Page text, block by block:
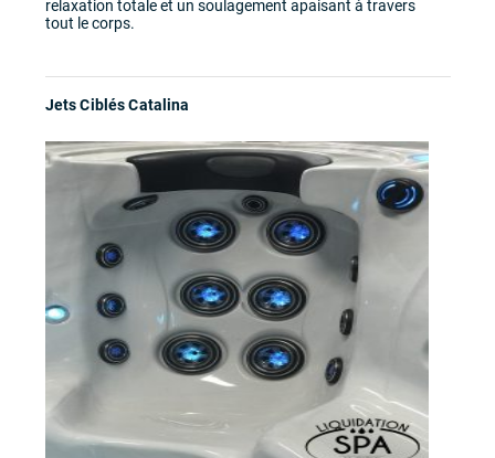
relaxation totale et un soulagement apaisant à travers
tout le corps.
Jets Ciblés Catalina